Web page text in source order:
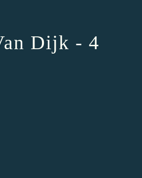
Dijk - 4